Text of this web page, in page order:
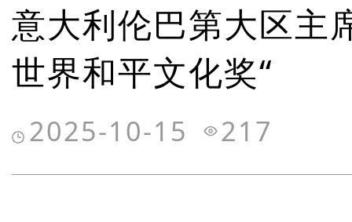
意大利伦巴第大区主
世界和平文化奖“
2025-10-15 217